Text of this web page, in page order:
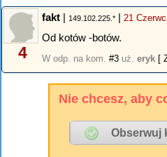
4
fakt | 149.102.225.* | 21
Od kotów -botów.
W odp. na kom. #3 uż. eryk [
Nie chcesz, aby